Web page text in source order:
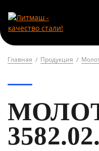
Главная Продукция